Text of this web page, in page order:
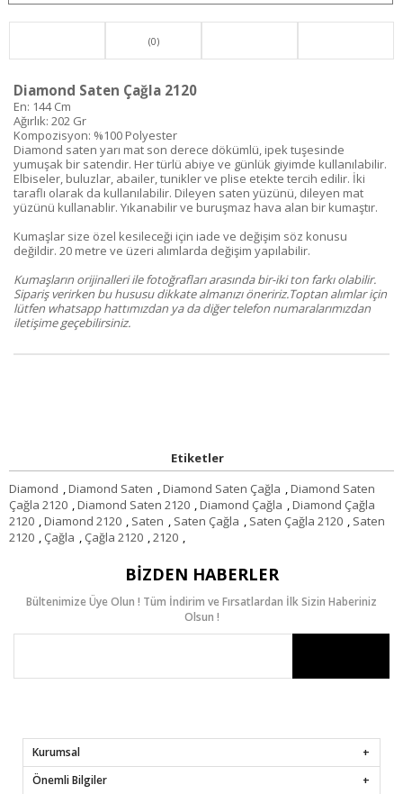
(0)
Diamond Saten Çağla 2120
En: 144 Cm
Ağırlık: 202 Gr
Kompozisyon: %100 Polyester
Diamond saten yarı mat son derece dökümlü, ipek tuşesinde
yumuşak bir satendir. Her türlü abiye ve günlük giyimde kullanılabilir.
Elbiseler, buluzlar, abailer, tunikler ve plise etekte tercih edilir. İki
taraflı olarak da kullanılabilir. Dileyen saten yüzünü, dileyen mat
yüzünü kullanablir. Yıkanabilir ve buruşmaz hava alan bir kumaştır.
Kumaşlar size özel kesileceği için iade ve değişim söz konusu
değildir. 20 metre ve üzeri alımlarda değişim yapılabilir.
Kumaşların orijinalleri ile fotoğrafları arasında bir-iki ton farkı olabilir.
Sipariş verirken bu hususu dikkate almanızı öneririz.Toptan alımlar için
lütfen whatsapp hattımızdan ya da diğer telefon numaralarımızdan
iletişime geçebilirsiniz.
Etiketler
Diamond ,Diamond Saten ,Diamond Saten Çağla ,Diamond Saten
Çağla 2120 ,Diamond Saten 2120 ,Diamond Çağla ,Diamond Çağla
2120 ,Diamond 2120 , Saten , Saten Çağla , Saten Çağla 2120 , Saten
2120 , Çağla , Çağla 2120 ,2120 ,
BIZDEN HABERLER
Bültenimize Üye Olun ! Tüm İndirim ve Fırsatlardan İlk Sizin Haberiniz
Olsun !
Kurumsal
Önemli Bilgiler